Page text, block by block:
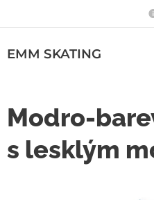
EMM SKATING
Modro-
s lesklým